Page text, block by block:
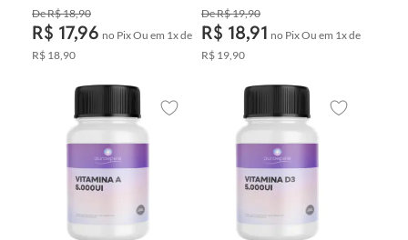
ligado a uma molécula
orgânica para melhorar
sua absorção pelo
organismo. Ele é utilizado
para tratar a deficiência
prevenir a anemia e
promovendo a saúde do
sistema circulatório.
R$ 18,90
R$ 17,96 no PixOu em 1xde
R$ 18,90
R$ 19,90
R$ 18,91 no PixOu em 1xde
R$ 19,90
Adicionar aos favoritos Adicionar